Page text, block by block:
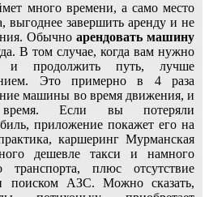
много времени, а само место
выгоднее завершить аренду и не
Обычно арендовать машину
В том случае, когда вам нужно
и продолжить путь, лучше
Это примерно в 4 раза
машины во время движения, и
Если вы потеряли
приложение покажет его на
каршеринг Мурманская
дешевле такси и намного
транспорта, плюс отсутствие
поиском АЗС. Можно сказать,